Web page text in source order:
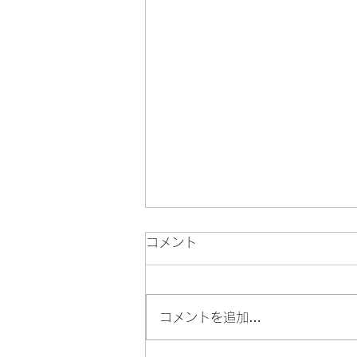
100円de銭湯
コメント
コメントを追加…